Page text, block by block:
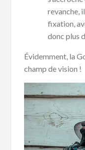
revanche,
fixation,
donc plus
Évidemment, la
champ de vision !